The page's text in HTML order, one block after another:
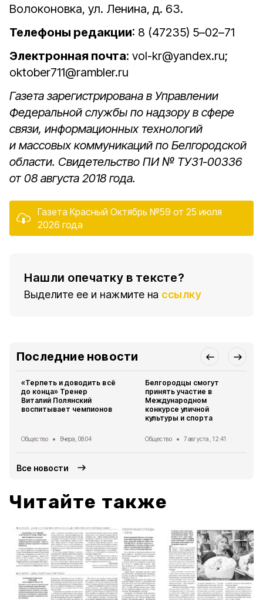
Волоконовка, ул. Ленина, д. 63.
Телефоны редакции: 8 (47235) 5–02–71
Электронная почта: vol-kr@yandex.ru;
oktober711@rambler.ru
Газета зарегистрирована в Управлении
Федеральной службы по надзору в сфере
связи, информационных технологий
и массовых коммуникаций по Белгородской
области. Свидетельство ПИ № ТУ31-00336
от 08 августа 2018 года.
Газета Красный Октябрь №59 от 25 июля
2026 года
Нашли опечатку в тексте?
Выделите ее и нажмите на ссылку
Последние новости
«Терпеть и доводить всё
до конца» Тренер
Виталий Полянский
воспитывает чемпионов
Общество Вчера, 08:04
Белгородцы смогут
принять участие в
Международном
конкурсе уличной
культуры и спорта
Общество 7 августа , 12:41
Все новости
Читайте также